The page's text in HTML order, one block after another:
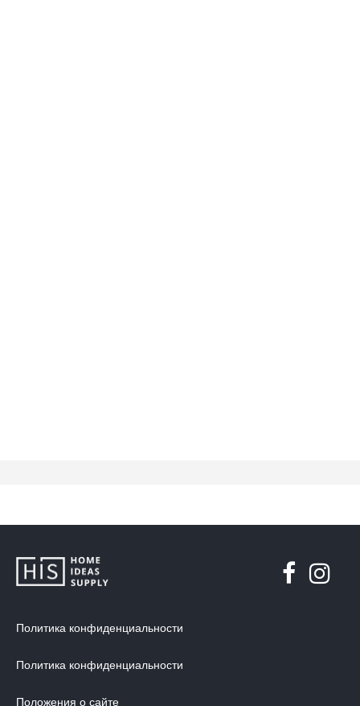
Политика конфиденциальности
Политика конфиденциальности
Положения о сайте